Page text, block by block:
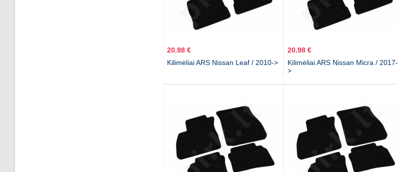
20.98 €
Kilimėliai ARS Nissan Leaf / 2010->
20.98 €
Kilimėliai ARS Nissan Micra / 2017-
>